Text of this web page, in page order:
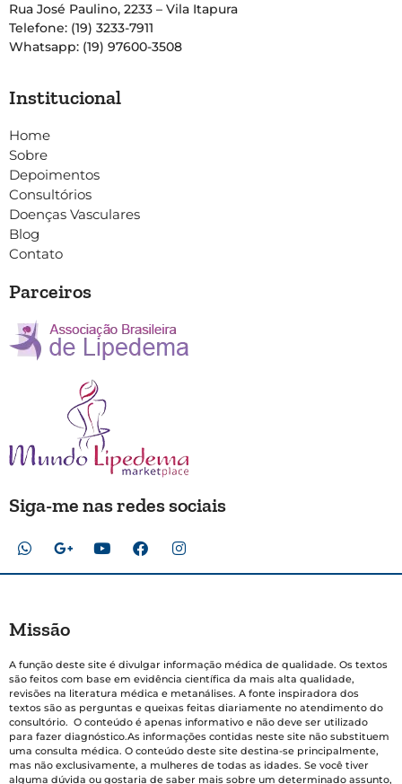
Rua José Paulino, 2233 – Vila Itapura
Telefone: (19) 3233-7911
Whatsapp: (19) 97600-3508
Institucional
Home
Sobre
Depoimentos
Consultórios
Doenças Vasculares
Blog
Contato
Parceiros
Siga-me nas redes sociais
Missão
A função deste site é divulgar informação médica de qualidade. Os textos
são feitos com base em evidência científica da mais alta qualidade,
revisões na literatura médica e metanálises. A fonte inspiradora dos
textos são as perguntas e queixas feitas diariamente no atendimento do
consultório. O conteúdo é apenas informativo e não deve ser utilizado
para fazer diagnóstico.As informações contidas neste site não substituem
uma consulta médica. O conteúdo deste site destina-se principalmente,
mas não exclusivamente, a mulheres de todas as idades. Se você tiver
alguma dúvida ou gostaria de saber mais sobre um determinado assunto,